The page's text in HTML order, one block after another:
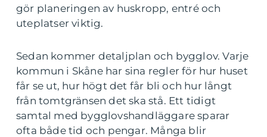
gör planeringen av huskropp, entré och
uteplatser viktig.
Sedan kommer detaljplan och bygglov. Varje
kommun i Skåne har sina regler för hur huset
får se ut, hur högt det får bli och hur långt
från tomtgränsen det ska stå. Ett tidigt
samtal med bygglovshandläggare sparar
ofta både tid och pengar. Många blir